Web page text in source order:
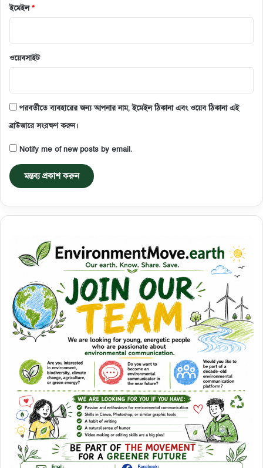
ইমেইল*
ওয়েবসাইট
পরবর্তীতে ব্যবহারের জন্য আপনার নাম, ইমেইল ঠিকানা এবং ওয়েব ঠিকানা এই
ব্রাউজারে সংরক্ষণ করুন।
Notify me of new posts by email.